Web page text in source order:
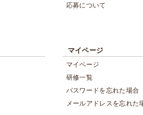
応募について
マイページ
マイページ
研修一覧
パスワードを忘れた場合
メールアドレスを忘れた